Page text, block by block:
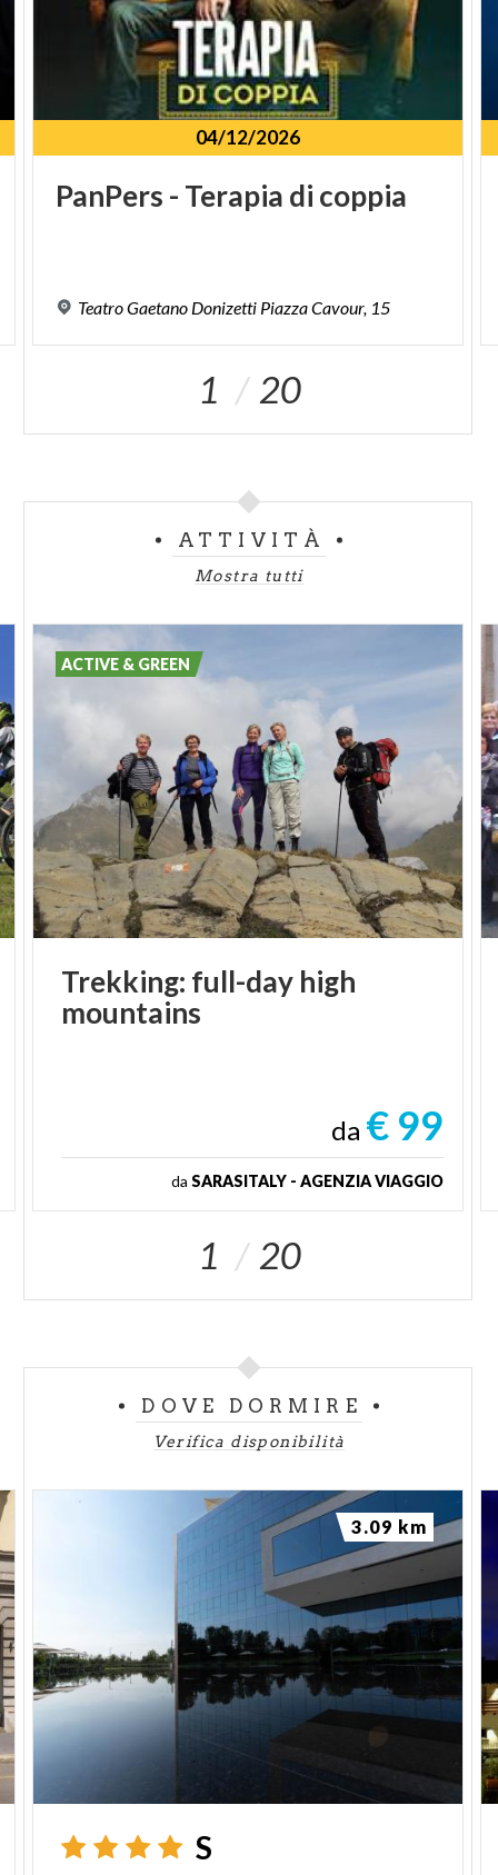
04/12/2026
PanPers - Terapia di coppia
TeatroGaetano Donizetti PiazzaCavour, 15
1 20
ATTIVITÀ
Mostra tutti
Trekking: full-day high
mountains
da € 99
da SARASITALY - AGENZIA VIAGGIO
ACTIVE & GREEN
1 20
DOVE DORMIRE
Verifica disponibilità
S
3.09 km